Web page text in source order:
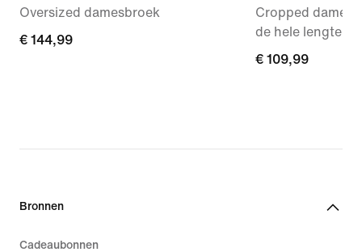
Oversized damesbroek
€ 144,99
€ 144,99
Cropped
de hele lengte
€ 109,99
€ 109,99
Bronnen
Cadeaubonnen